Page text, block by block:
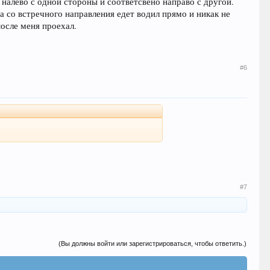
встречного направления едет водил прямо и никак не
меня проехал.
#6
#7
(Вы должны войти или зарегистрироваться, чтобы ответить.)